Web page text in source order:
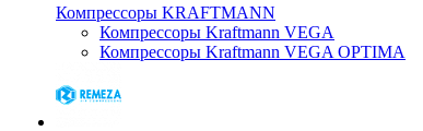
Компрессоры KRAFTMANN
Компрессоры Kraftmann VEGA
Компрессоры Kraftmann VEGA OPTIMA